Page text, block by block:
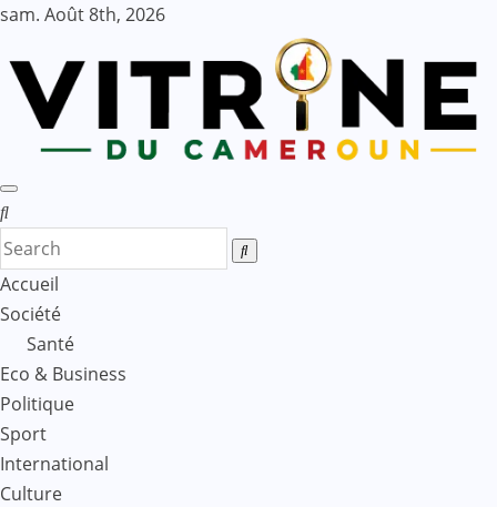
Skip
content
sam. Août 8th, 2026
Accueil
Société
Santé
Eco & Business
Politique
Sport
International
Culture